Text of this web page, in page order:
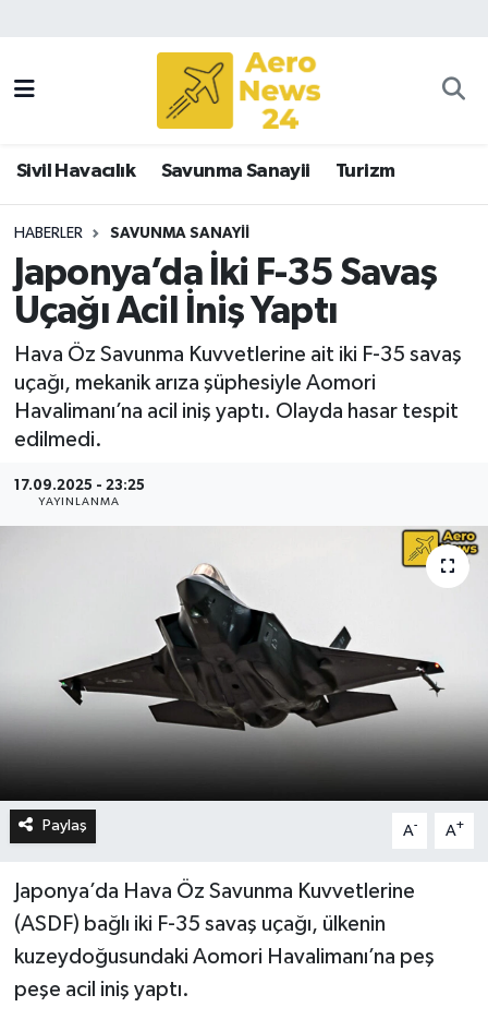
Sivil Havacılık Savunma Sanayii Turizm
HABERLER SAVUNMA SANAYII
Japonya’da İki F-35 Savaş
Uçağı Acil İniş Yaptı
Hava Öz Savunma Kuvvetlerine ait iki F-35 savaş
uçağı, mekanik arıza şüphesiyle Aomori
Havalimanı’na acil iniş yaptı. Olayda hasar tespit
edilmedi.
17.09.2025 - 23:25
YAYINLANMA
Paylaş A- A+
Japonya’da Hava Öz Savunma Kuvvetlerine
(ASDF) bağlı iki F-35 savaş uçağı, ülkenin
kuzeydoğusundaki Aomori Havalimanı’na peş
peşe acil iniş yaptı.